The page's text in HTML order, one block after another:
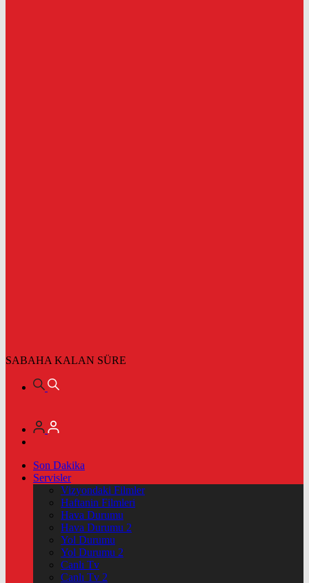
SABAHA KALAN SÜRE
Son Dakika
Servisler
Vizyondaki Filmler
Haftanin Filmleri
Hava Durumu
Hava Durumu 2
Yol Durumu
Yol Durumu 2
Canlı Tv
Canlı Tv 2